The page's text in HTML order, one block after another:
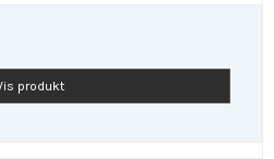
produkt